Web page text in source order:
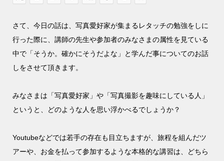
さて、今日の話は、写真愛好家が集まるレタッチの勉強をしに
行った際に、講師の先生や参加者のみなさまの属性を見ている
中で「そうか。確かにそうだよな」と学んだ事についてのお話
しをさせて頂きます。
みなさまは「写真愛好家」や「写真撮影を趣味にしている人」
というと、どのような人を思い浮かべるでしょうか？
Youtubeなどでは若手の存在も目立ちますが、旅程を組んだツ
アーや、お金を払って参加するような本格的な講習は、どちら